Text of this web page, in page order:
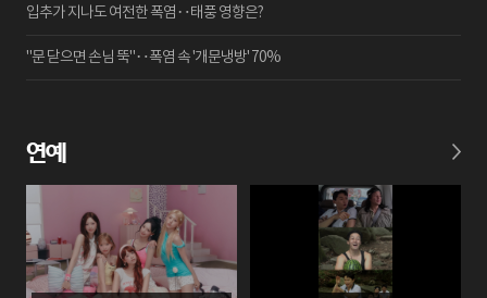
입추가 지나도 여전한 폭염‥태풍 영향은?
"문 닫으면 손님 뚝"‥폭염 속 '개문냉방' 70%
연예